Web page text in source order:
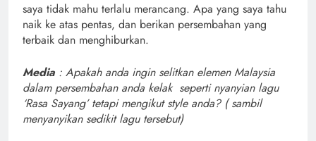
saya tidak mahu terlalu merancang. Apa yang saya tahu
naik ke atas pentas, dan berikan persembahan yang
terbaik dan menghiburkan.
Media : Apakah anda ingin selitkan elemen Malaysia
dalam persembahan anda kelak seperti nyanyian lagu
‘Rasa Sayang’ tetapi mengikut style anda? ( sambil
menyanyikan sedikit lagu tersebut)